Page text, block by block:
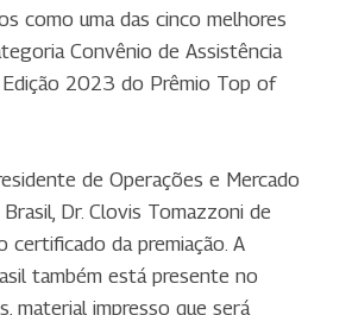
como uma das cinco melhores
Convênio de Assistência
2023 do Prêmio Top of
de Operações e Mercado
Dr. Clovis Tomazzoni de
certificado da premiação. A
também está presente no
material impresso que será